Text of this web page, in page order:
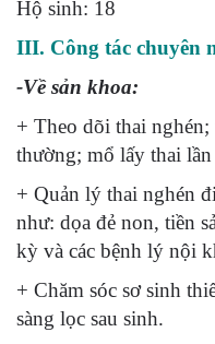
Hộ sinh: 18
III. Công tác chuyên
-Về sản khoa:
+ Theo dõi thai
thường; mổ lấy thai
+ Quản lý thai nghén
như: dọa đẻ non, tiền
kỳ và các bệnh lý nội
+ Chăm sóc sơ sinh
sàng lọc sau sinh.